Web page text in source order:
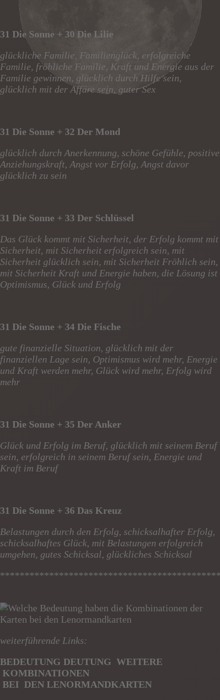
31 Die Sonne + 30 Die Lilie
glückliche Familie, Familienglück, erfolgreiche
Familie, fröhliche Familie, Kraft und Energie aus der
Familie gewinnen, glücklich durch Hilfe sein,
glücklich mit der Affäre sein, guter Sex
31 Die Sonne + 32 Der Mond
glücklich durch Anerkennung, schöne Gefühle, positive
Anziehungskraft, Angst vor Erfolg, Angst davor
glücklich zu sein
31 Die Sonne + 33 Der Schlüssel
Das Glück kommt mit Sicherheit, der Erfolg kommt mit
Sicherheit, mit Sicherheit erfolgreich sein, mit
Sicherheit glücklich sein, mit Sicherheit Fröhlich sein,
mit Sicherheit Kraft und Energie haben, die Lösung ist
Optimismus, Glück und Erfolg
31 Die Sonne + 34 Die Fische
gute finanzielle Situation, glücklich mit der
finanziellen Lage sein, Optimismus wird mehr, Energie
und Kraft werden mehr, Glück wird mehr, Erfolg wird
mehr
31 Die Sonne + 35 Der Anker
Glück und Erfolg im Beruf, glücklich mit seinem Beruf
sein, erfolgreich in seinem Beruf sein, Energie und
Kraft im Beruf
31 Die Sonne + 36 Das Kreuz
Belastungen durch den Erfolg, schicksalhafter Erfolg,
schicksalhaftes Glück, mit Belastungen erfolgreich
umgehen, gutes Schicksal, glückliches Schicksal
weiterführende Links:
BEDEUTUNG DEUTUNG WEITERE
KOMBINATIONEN
BEI DEN LENORMANDKARTEN